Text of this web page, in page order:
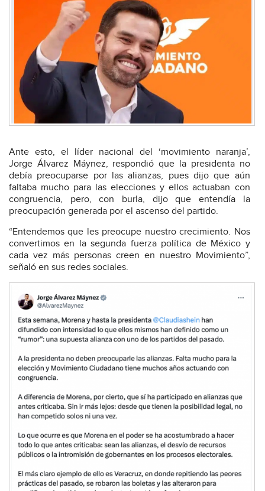
Ante esto, el líder nacional del ‘movimiento naranja’,
Jorge Álvarez Máynez, respondió que la presidenta no
debía preocuparse por las alianzas, pues dijo que aún
faltaba mucho para las elecciones y ellos actuaban con
congruencia, pero, con burla, dijo que entendía la
preocupación generada por el ascenso del partido.
“Entendemos que les preocupe nuestro crecimiento. Nos
convertimos en la segunda fuerza política de México y
cada vez más personas creen en nuestro Movimiento”,
señaló en sus redes sociales.